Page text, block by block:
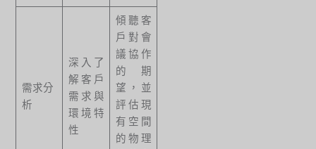
需求分
析
深入了
解客戶
需求與
環境特
性
傾聽客
戶對會
議協作
的期
望，並
評估現
有空間
的物理